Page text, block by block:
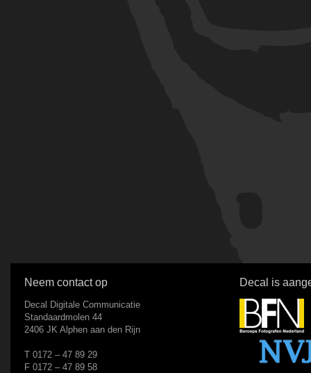
Neem contact op
Decal Digitale Communicatie
Standaardmolen 44
2406 JK Alphen aan den Rijn
T 0172 – 47 89 29
F 0172 – 47 89 58
Decal is